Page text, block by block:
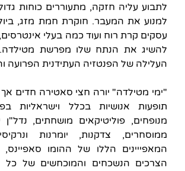
לתבוע עליה חזקה, מתעוררים כוחות
למנוע את המעבר. חוקרת חמת מזג,
עסקים קרת רוח ועוד כמה בעלי
להשיג את הנתח שלו מפרשת מטילדה.
העלילה של הפנטזיה העתידנית הפרועה
"ימי מטילדה" יורה חצי סאטירה חדים
תופעות אנושיות בכלל וישראליות
מנופחים, פוליטיקאים מושחתים,
ממוסחרים, צדקנות, יומרנות
המאפייינים הללו של ההומו סאפיינס,
הצרכים הנשכחים והמוכחשים של כל